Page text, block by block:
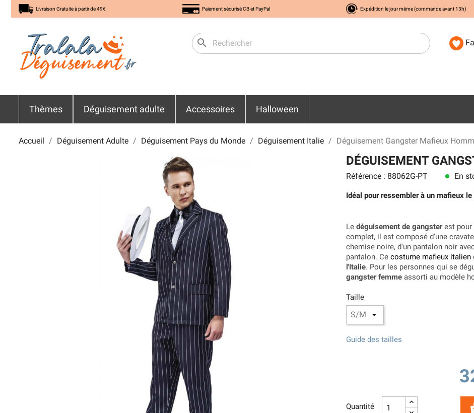
Livraison Gratuite à partir de 49€ Paiement sécurisé CB et PayPal Expédition le jour même (commande avant 13h)
search
Thèmes Déguisement adulte Accessoires Halloween
Accueil Déguisement Adulte Déguisement Pays du Monde Déguisement Italie Déguisement Gangster Mafieux
DÉGUISEMENT
Référence : 88062G-PT lens En
Idéal pour ressembler à un mafieux
Le déguisement de gangsterest pour
complet, il est composé d'une
chemise noire, d'un pantalon noir
pantalon. Ce costume mafieux italien
l'Italie. Pour les personnes qui se
gangster femme assorti au modèle
Taille
Guide des tailles
Quantité